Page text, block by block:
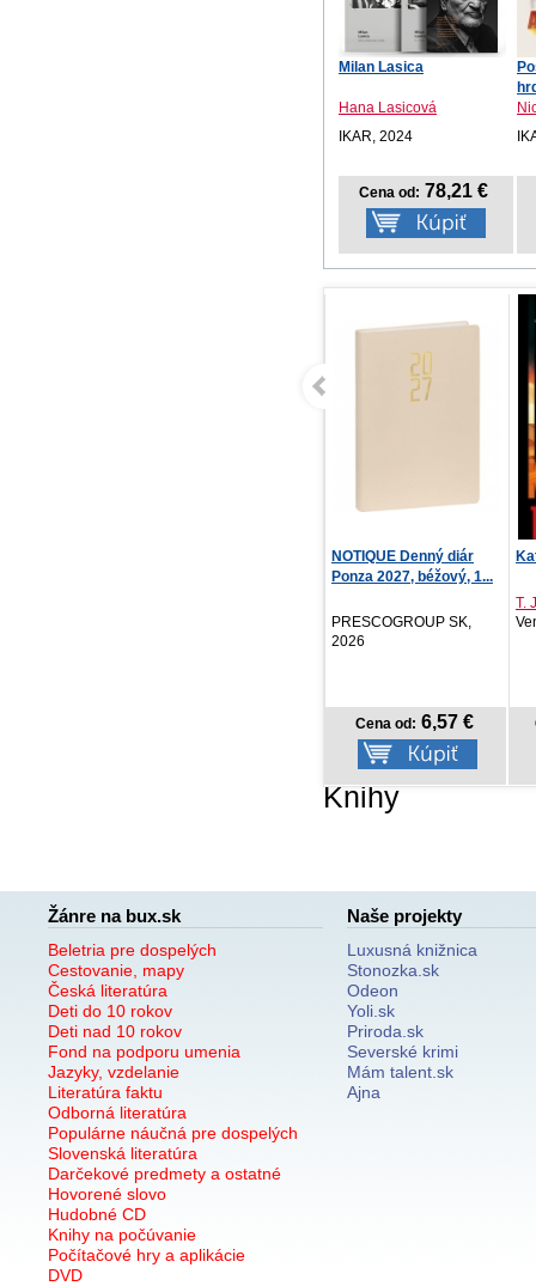
Milan Lasica
Hana Lasicová
IKAR, 2024
Cena od: 78,21 €
Katastrofa
Vendeta, 2026
Cena od:17,59 €
Knihy
Žánre na bux.sk
Beletria pre dospelých
Cestovanie, mapy
Česká literatúra
Deti do 10 rokov
Deti nad 10 rokov
Fond na podporu umenia
Jazyky, vzdelanie
Literatúra faktu
Odborná literatúra
Populárne náučná pre dospelých
Slovenská literatúra
Darčekové predmety a ostatné
Hovorené slovo
Hudobné CD
Knihy na počúvanie
Počítačové hry a aplikácie
DVD
Naše projekty
Luxusná knižnica
Stonozka.sk
Odeon
Yoli.sk
Priroda.sk
Severské krimi
Mám talent.sk
Ajna